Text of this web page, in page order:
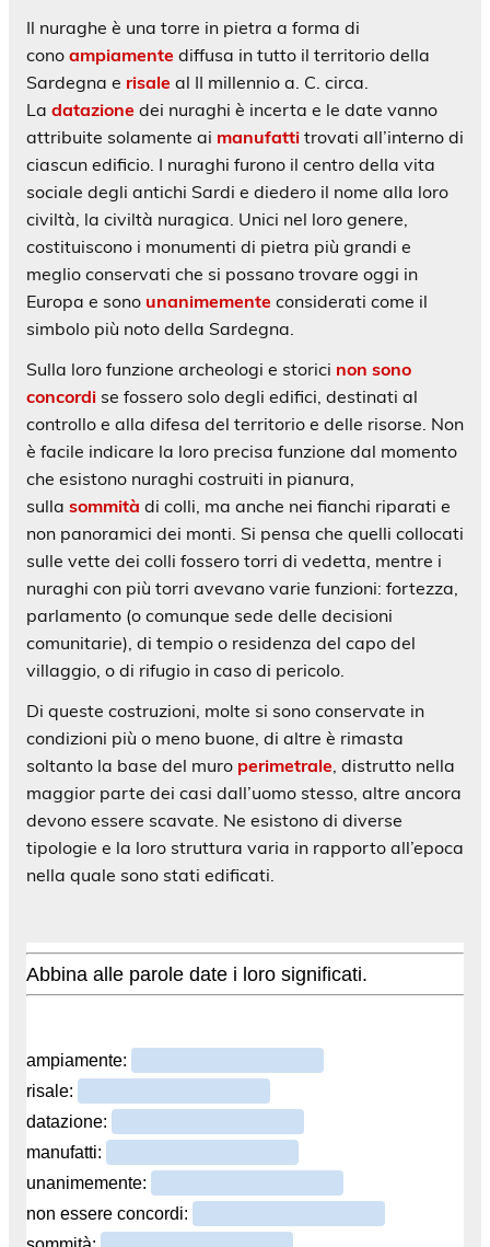
Il nuraghe è una torre in pietra a forma di
cono ampiamente diffusa in tutto il territorio della
Sardegna e risale al II millennio a. C. circa.
La datazione dei nuraghi è incerta e le date vanno
attribuite solamente ai manufatti trovati all’interno di
ciascun edificio. I nuraghi furono il centro della vita
sociale degli antichi Sardi e diedero il nome alla loro
civiltà, la civiltà nuragica. Unici nel loro genere,
costituiscono i monumenti di pietra più grandi e
meglio conservati che si possano trovare oggi in
Europa e sono unanimemente considerati come il
simbolo più noto della Sardegna.
Sulla loro funzione archeologi e storici non sono
concordi se fossero solo degli edifici, destinati al
controllo e alla difesa del territorio e delle risorse. Non
è facile indicare la loro precisa funzione dal momento
che esistono nuraghi costruiti in pianura,
sulla sommità di colli, ma anche nei fianchi riparati e
non panoramici dei monti. Si pensa che quelli collocati
sulle vette dei colli fossero torri di vedetta, mentre i
nuraghi con più torri avevano varie funzioni: fortezza,
parlamento (o comunque sede delle decisioni
comunitarie), di tempio o residenza del capo del
villaggio, o di rifugio in caso di pericolo.
Di queste costruzioni, molte si sono conservate in
condizioni più o meno buone, di altre è rimasta
soltanto la base del muro perimetrale , distrutto nella
maggior parte dei casi dall’uomo stesso, altre ancora
devono essere scavate. Ne esistono di diverse
tipologie e la loro struttura varia in rapporto all’epoca
nella quale sono stati edificati.